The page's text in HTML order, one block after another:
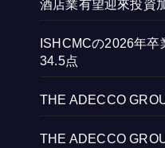
酒店業有望迎來投資
ISHCMCの2026年
34.5点
THE ADECCO
THE ADECCO